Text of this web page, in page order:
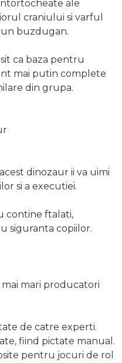
ale
craniului si varful
un buzdugan.
ca baza pentru
mai putin complete
din grupa.
dinozaur ii va uimi
si a executiei.
contine ftalati,
siguranta copiilor.
mari producatori
de catre experti.
fiind pictate manual.
pentru jocuri de rol